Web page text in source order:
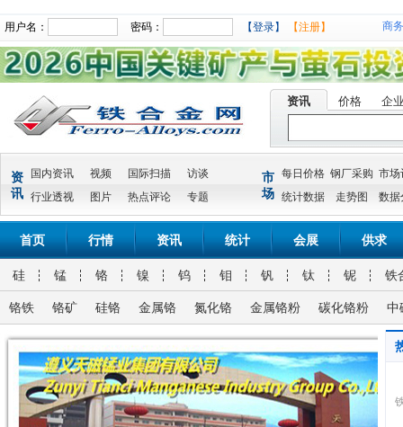
用户名： 密码： 【登录】 【注册】 商
资讯 价格 企
资
讯
国内资讯 视频 国际扫描
访谈
行业透视
图片 热点评论 专题
市
场
每日价格 钢厂采购 市场
统计数据
走势图 数据
首页 行情 资讯 统计 会展 供求
硅 锰 铬 镍 钨 钼 钒 钛 铌 铁
铬铁 铬矿 硅铬 金属铬 氮化铬 金属铬粉 碳化铬粉 中